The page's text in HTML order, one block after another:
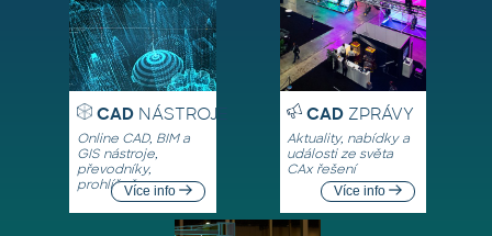
CADNÁSTROJE
Online CAD, BIM a
GIS nástroje,
převodníky,
prohlížečeVíce info
CADZPRÁVY
Aktuality, nabídky a
události ze světa
CAx řešení
Více info